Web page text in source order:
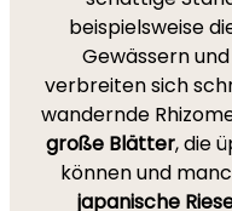
beispielsweise
Gewässern
verbreiten sich
wandernde
große Blätter, die
können und
japanische